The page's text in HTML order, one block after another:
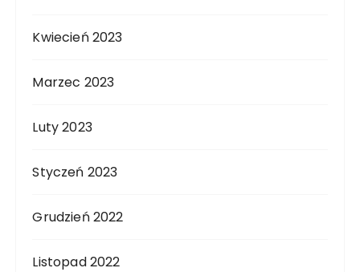
Kwiecień 2023
Marzec 2023
Luty 2023
Styczeń 2023
Grudzień 2022
Listopad 2022